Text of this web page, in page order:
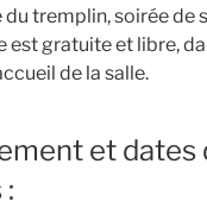
du tremplin, soirée de
est gratuite et libre,
de la salle.
et dates